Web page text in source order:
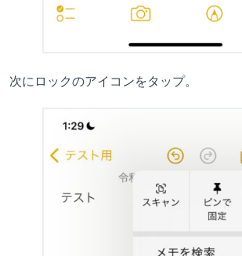
次にロックのアイコンをタップ。